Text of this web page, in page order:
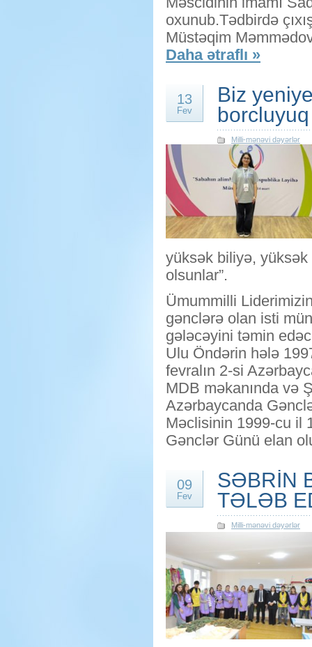
oxunub.Tədbirdə
Müstəqim
Daha ətraflı »
13
Fev
Biz
borcluyuq
Milli-mənəvi dəyərlər
yüksək biliyə,
olsunlar”.
Ümummilli
gənclərə olan isti
gələcəyini təmin
Ulu Öndərin hələ
fevralın 2-si
MDB məkanında və
Azərbaycanda
Məclisinin 1999-cu il
Gənclər Günü elan
09
Fev
SƏBRİN
TƏLƏB
Milli-mənəvi dəyərlər